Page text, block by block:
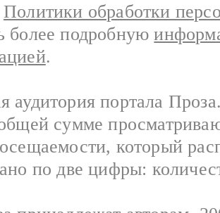
Политики обработки
более подробную
.
аудитория портала
сумме
который
по две цифры: